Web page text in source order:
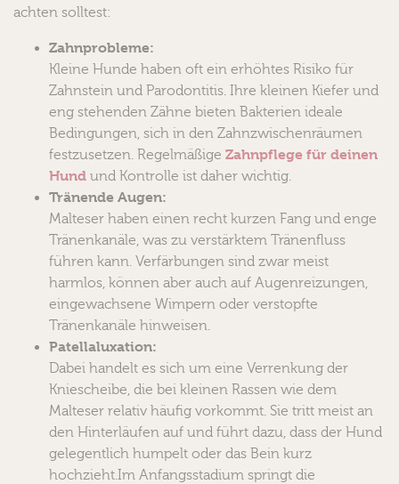
achten solltest:
Zahnprobleme:
Kleine Hunde haben oft ein erhöhtes Risiko für
Zahnstein und Parodontitis. Ihre kleinen Kiefer und
eng stehenden Zähne bieten Bakterien ideale
Bedingungen, sich in den Zahnzwischenräumen
festzusetzen. Regelmäßige Zahnpflege für deinen
Hund und Kontrolle ist daher wichtig.
Tränende Augen:
Malteser haben einen recht kurzen Fang und enge
Tränenkanäle, was zu verstärktem Tränenfluss
führen kann. Verfärbungen sind zwar meist
harmlos, können aber auch auf Augenreizungen,
eingewachsene Wimpern oder verstopfte
Tränenkanäle hinweisen.
Patellaluxation:
Dabei handelt es sich um eine Verrenkung der
Kniescheibe, die bei kleinen Rassen wie dem
Malteser relativ häufig vorkommt. Sie tritt meist an
den Hinterläufen auf und führt dazu, dass der Hund
gelegentlich humpelt oder das Bein kurz
hochzieht.Im Anfangsstadium springt die